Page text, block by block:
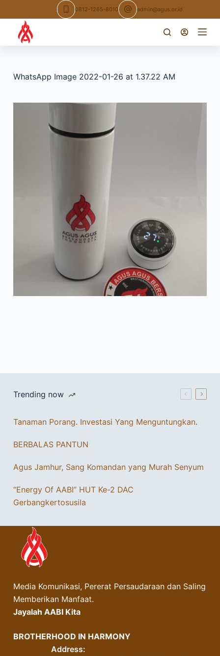
to
content
0812-1265-8010 admin@agus.or.id
WhatsApp Image 2022-01-26 at 1.37.22 AM
Trending now
Tanaman Porang. Investasi Yang Menguntungkan.
BERBALAS PANTUN
Agus Jamhur, Sang Komandan yang Murah Senyum
“Energy Of AABI” HUT Ke-2 DAC
Gerbangkertosusila
Media Komunikasi, Pererat Persaudaraan dan Saling
Memberikan Manfaat.
Jayalah AABI Kita
BROTHERHOOD IN HARMONY
Address: